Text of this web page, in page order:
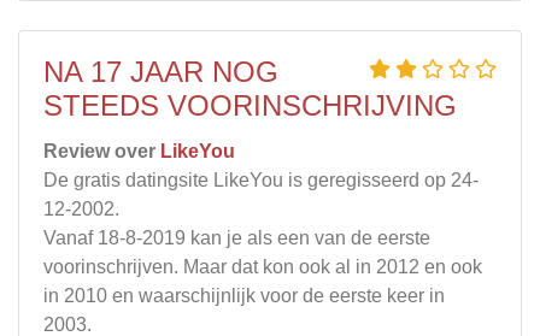
NA 17 JAAR NOG
STEEDS VOORINSCHRIJVING
Review over LikeYou
De gratis datingsite LikeYou is geregisseerd op 24-
12-2002.
Vanaf 18-8-2019 kan je als een van de eerste
voorinschrijven. Maar dat kon ook al in 2012 en ook
in 2010 en waarschijnlijk voor de eerste keer in
2003.